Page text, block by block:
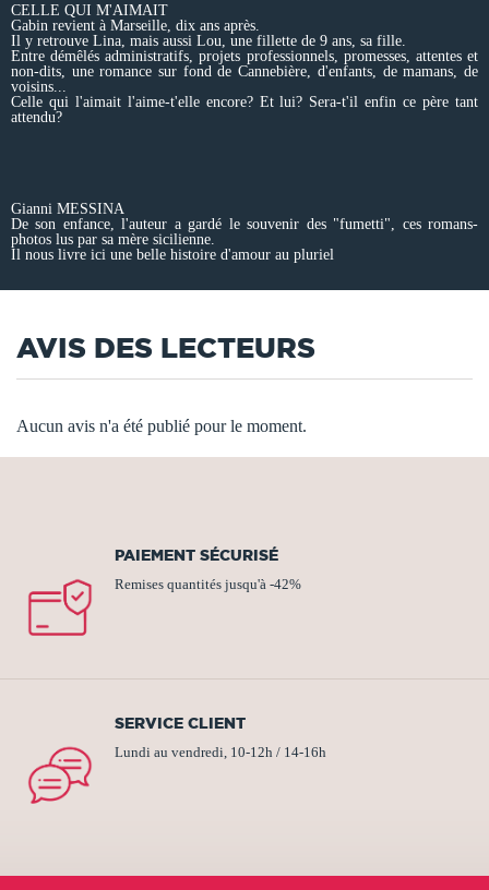
CELLE QUI M'AIMAIT
Gabin revient à Marseille, dix ans après.
Il y retrouve Lina, mais aussi Lou, une fillette de 9 ans, sa fille.
Entre démêlés administratifs, projets professionnels, promesses, attentes et
non-dits, une romance sur fond de Cannebière, d'enfants, de mamans, de
voisins...
Celle qui l'aimait l'aime-t'elle encore? Et lui? Sera-t'il enfin ce père tant
attendu?
Gianni MESSINA
De son enfance, l'auteur a gardé le souvenir des "fumetti", ces romans-
photos lus par sa mère sicilienne.
Il nous livre ici une belle histoire d'amour au pluriel
AVIS DES LECTEURS
Aucun avis n'a été publié pour le moment.
PAIEMENT SÉCURISÉ
Remises quantités jusqu'à -42%
SERVICE CLIENT
Lundi au vendredi, 10-12h / 14-16h